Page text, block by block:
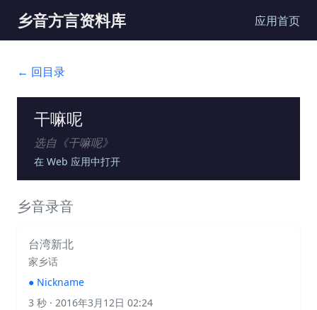
乡音方言资料库 应用首页
← 回目录
干嘛呢
选自《干嘛呢》
在 Web 应用中打开
乡音录音
台湾新北
家乡话
● Nickname
3 秒 · 2016年3月12日 02:24